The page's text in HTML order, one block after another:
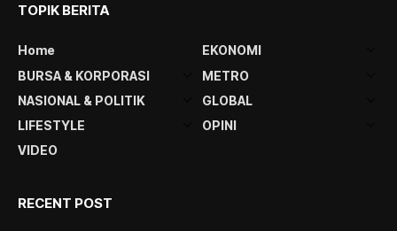
TOPIK BERITA
Home
EKONOMI
BURSA & KORPORASI
METRO
NASIONAL & POLITIK
GLOBAL
LIFESTYLE
OPINI
VIDEO
RECENT POST